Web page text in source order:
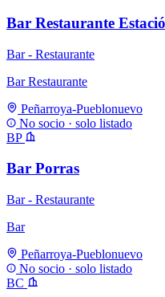
Bar Restaurante
Bar - Restaurante
Bar Restaurante
Peñarroya-Pueblonuevo
No socio · solo listado
BP
Bar Porras
Bar - Restaurante
Bar
Peñarroya-Pueblonuevo
No socio · solo listado
BC